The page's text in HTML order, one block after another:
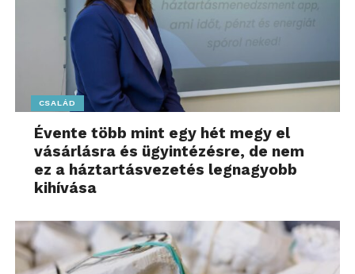
CSALÁD
Évente több mint egy hét megy el
vásárlásra és ügyintézésre, de nem
ez a háztartásvezetés legnagyobb
kihívása